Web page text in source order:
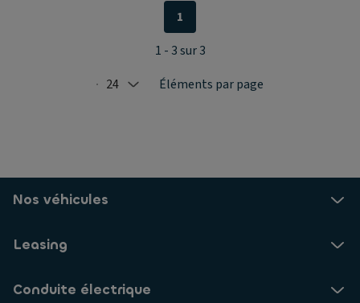
Selected: 24
24 Éléments par page
1
1 - 3 sur 3
Nos véhicules
Leasing
Conduite électrique